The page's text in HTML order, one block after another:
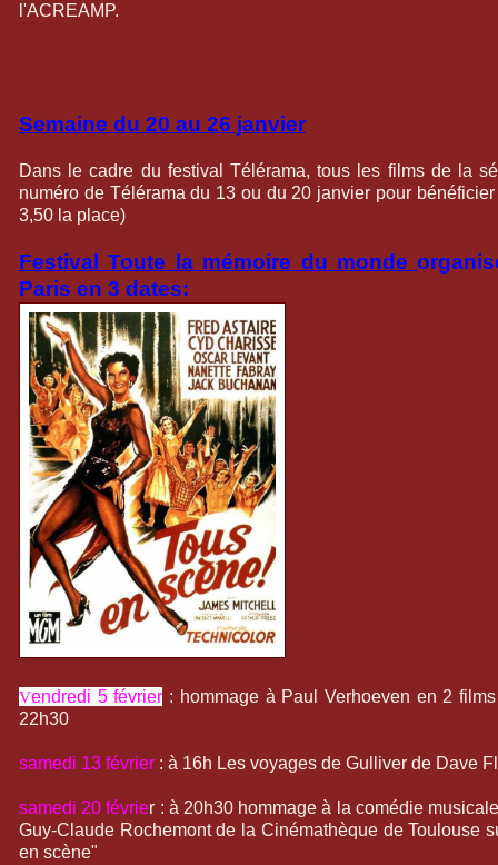
l'ACREAMP.
Semaine du 20 au 26 janvier
Dans le cadre du festival Télérama, tous les films de la
numéro de Télérama du 13 ou du 20 janvier pour
3,50 la place)
Festival Toute la mémoire du monde
Paris en 3 dates:
Vendredi 5 février : hommage à Paul Verhoeven en 2
22h30
samedi 13 février : à 16h Les voyages de Gulliver de Dave
samedi 20 février : à 20h30 hommage à la comédie
Guy-Claude Rochemont de la Cinémathèque de Toulouse
en scène"